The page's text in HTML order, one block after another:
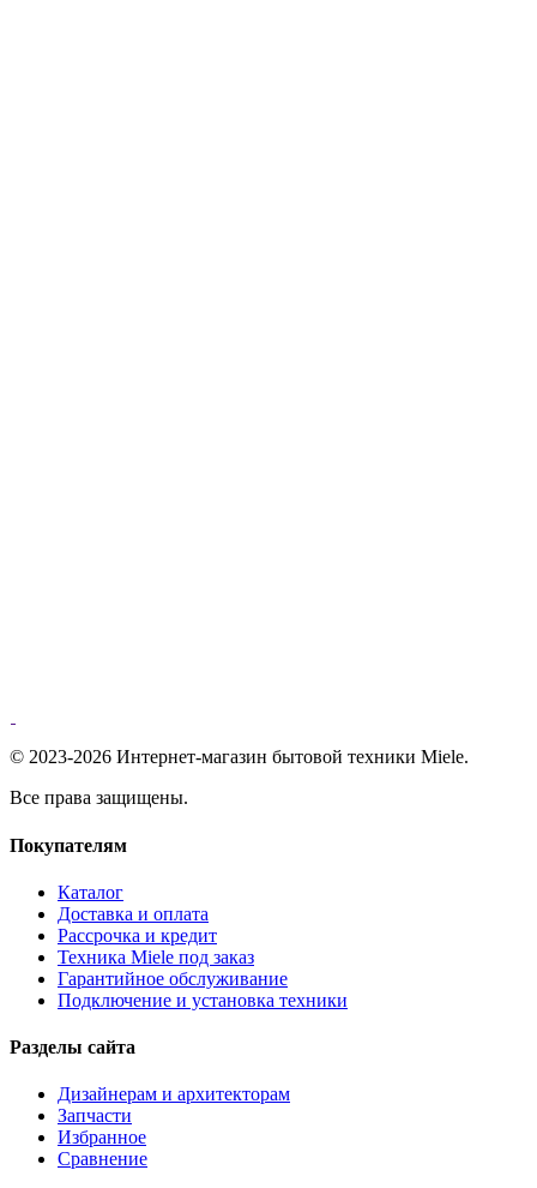
© 2023-2026 Интернет-магазин бытовой техники Miele.
Все права защищены.
Покупателям
Каталог
Доставка и оплата
Рассрочка и кредит
Техника Miele под заказ
Гарантийное обслуживание
Подключение и установка техники
Разделы сайта
Дизайнерам и архитекторам
Запчасти
Избранное
Сравнение